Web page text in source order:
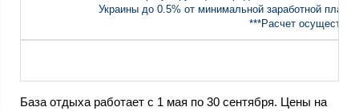
Украины до 0.5% от минимальной заработной
***Расчет
База отдыха работает с 1 мая по 30 сентября. Цены на